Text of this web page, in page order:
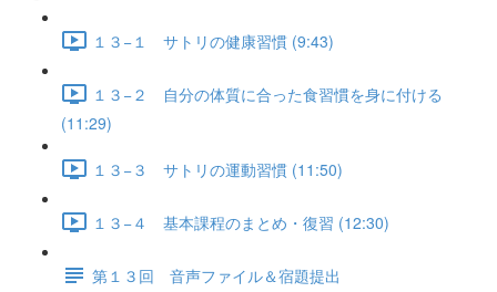
１３−１ サトリの健康習慣 (9:43)
１３−２ 自分の体質に合った食習慣を身に付ける
(11:29)
１３−３ サトリの運動習慣 (11:50)
１３−４ 基本課程のまとめ・復習 (12:30)
第１３回 音声ファイル＆宿題提出